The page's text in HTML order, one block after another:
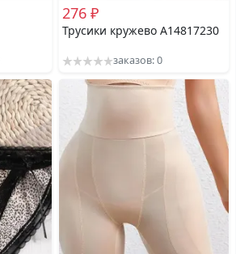
276 ₽
Трусики кружево A14817230
заказов: 0